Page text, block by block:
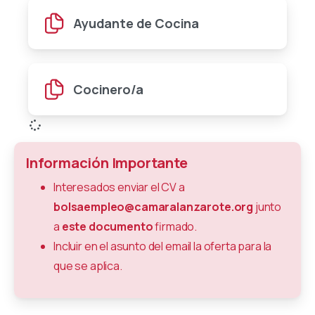
Ayudante de Cocina
Cocinero/a
Información Importante
Interesados enviar el CV a
bolsaempleo@camaralanzarote.org junto
a este documentofirmado.
Incluir en el asunto del email la oferta para la
que se aplica.